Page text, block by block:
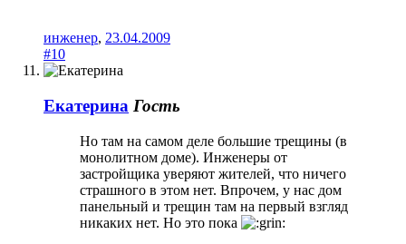
инженер, 23.04.2009
#10
Екатерина Гость
Но там на самом деле большие трещины (в
монолитном доме). Инженеры от
застройщика уверяют жителей, что ничего
страшного в этом нет. Впрочем, у нас дом
панельный и трещин там на первый взгляд
никаких нет. Но это пока